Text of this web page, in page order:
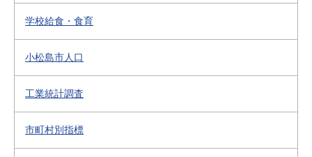
学校給食・食育
小松島市人口
工業統計調査
市町村別指標